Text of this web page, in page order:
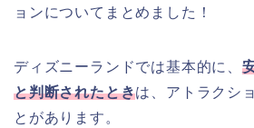
ョンについてまとめました！
ディズニーランドでは基本的に、
と判断されたときは、アトラクシ
とがあります。